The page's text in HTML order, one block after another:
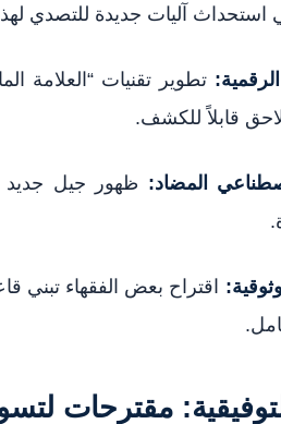
آليات جديدة للتصدي
قابلاً للكشف.
المضاد: ظهور جيل جديد
اقتراح بعض الفقهاء